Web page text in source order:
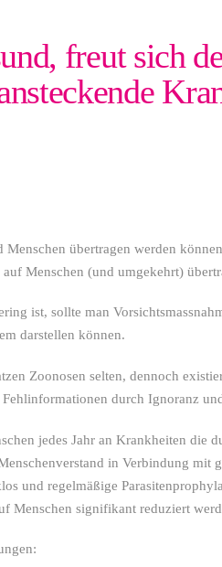
freut sich
übertragen werden
Menschen (und umgekehrt)
ist, sollte man
darstellen können.
Zoonosen selten, dennoch
durch Ignoranz
jedes Jahr an Krankheiten die
in Verbindung mit
und regelmäßige
Menschen signifikant reduziert